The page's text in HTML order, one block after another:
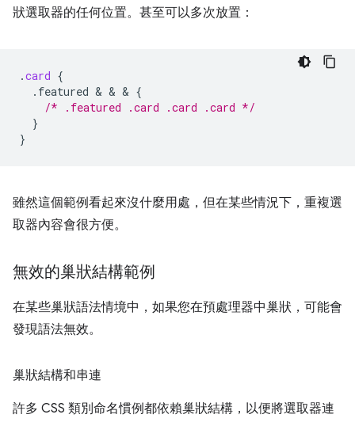
狀選取器的任何位置。甚至可以多次放置：
.card {
.featured & & & {
/* .featured .card .card .card */
}
}
雖然這個範例看起來沒什麼用處，但在某些情況下，重複選
取器內容會很方便。
無效的巢狀結構範例
在某些巢狀語法情境中，如果您在預處理器中巢狀，可能會
發現語法無效。
巢狀結構和串連
許多 CSS 類別命名慣例都依賴巢狀結構，以便將選取器連